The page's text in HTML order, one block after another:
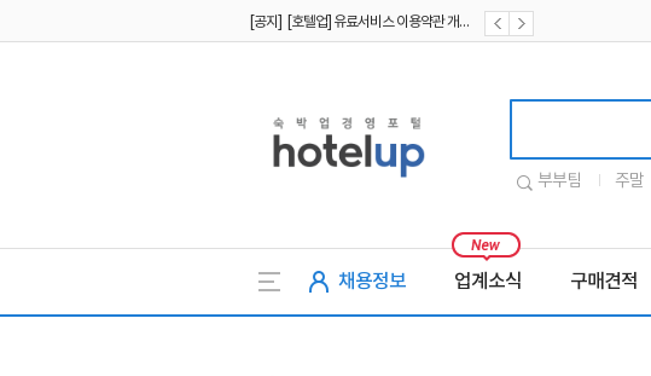
[공지] [호텔업] 유료서비스 이용약관 개정본2 (19.09.02)
부부팀 주말
채용정보 업계소식 구매견적